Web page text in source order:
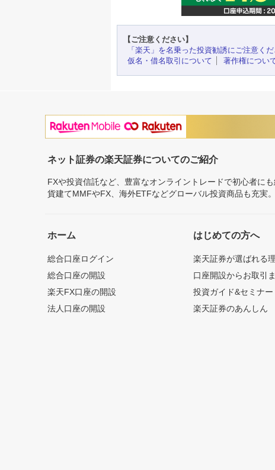
【ご注意ください】
「楽天」を名乗った投資勧誘にご注意く
仮名・借名取引について
著作権につい
ネット証券の楽天証券についてのご紹介
FXや投資信託など、豊富なオンライントレードで初心者に
貨建てMMFやFX、海外ETFなどグローバル投資商品も充実
ホーム
総合口座ログイン
総合口座の開設
楽天FX口座の開設
法人口座の開設
はじめての方へ
楽天証券が選ばれる
口座開設からお取引
投資ガイド&セミナー
楽天証券のあんしん